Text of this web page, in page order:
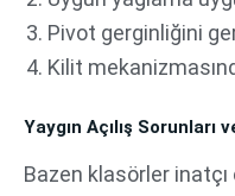
Pivot gerginliğini
Kilit
Yaygın Açılış Sorunları
Bazen klasörler